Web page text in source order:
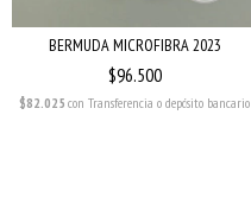
BERMUDA MICROFIBRA 2023
$96.500
$82.025con Transferencia o depósito bancario